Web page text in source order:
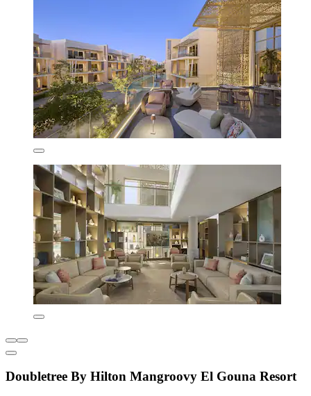
Doubletree By Hilton Mangroovy El Gouna Resort